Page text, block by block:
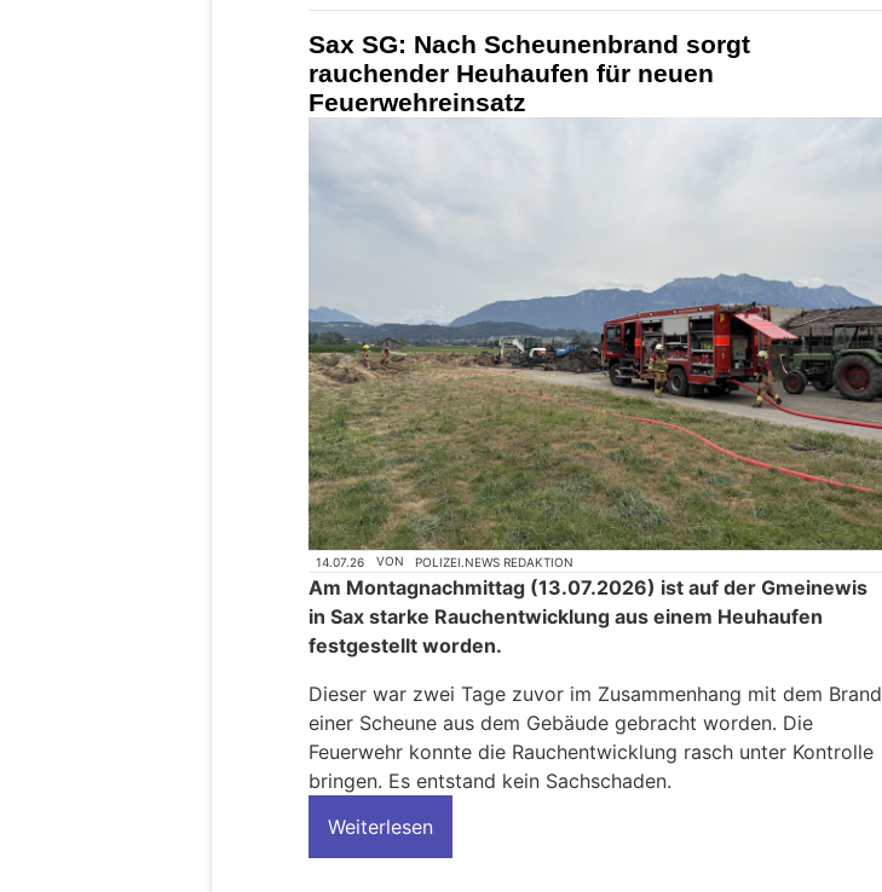
Sax SG: Nach Scheunenbrand sorgt
rauchender Heuhaufen für neuen
Feuerwehreinsatz
14.07.26 VON POLIZEI.NEWS REDAKTION
Am Montagnachmittag (13.07.2026) ist auf der Gmeinewis
in Sax starke Rauchentwicklung aus einem Heuhaufen
festgestellt worden.
Dieser war zwei Tage zuvor im Zusammenhang mit dem Brand
einer Scheune aus dem Gebäude gebracht worden. Die
Feuerwehr konnte die Rauchentwicklung rasch unter Kontrolle
bringen. Es entstand kein Sachschaden.
Weiterlesen